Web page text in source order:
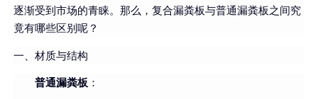
逐渐受到市场的青睐。那么，复合漏粪板与普通漏粪板之间究
竟有哪些区别呢？
一、材质与结构
普通漏粪板：